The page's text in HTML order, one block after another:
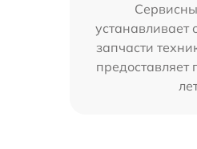
устанавливает
запчасти
предоставляет